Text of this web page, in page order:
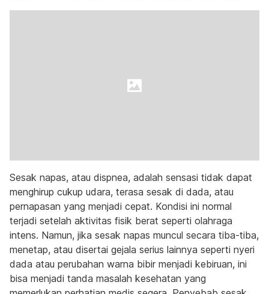
Sesak napas, atau dispnea, adalah sensasi tidak dapat
menghirup cukup udara, terasa sesak di dada, atau
pernapasan yang menjadi cepat. Kondisi ini normal
terjadi setelah aktivitas fisik berat seperti olahraga
intens. Namun, jika sesak napas muncul secara tiba-tiba,
menetap, atau disertai gejala serius lainnya seperti nyeri
dada atau perubahan warna bibir menjadi kebiruan, ini
bisa menjadi tanda masalah kesehatan yang